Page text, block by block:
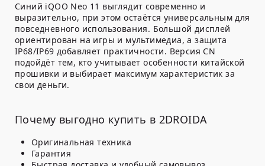
Синий iQOO Neo 11 выглядит современно и
выразительно, при этом остаётся универсальным для
повседневного использования. Большой дисплей
ориентирован на игры и мультимедиа, а защита
IP68/IP69 добавляет практичности. Версия CN
подойдёт тем, кто учитывает особенности китайской
прошивки и выбирает максимум характеристик за
свои деньги.
Почему выгодно купить в 2DROIDA
Оригинальная техника
Гарантия